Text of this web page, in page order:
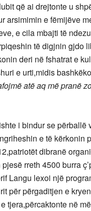
që ai drejtonte u
arsimimin e fëmijëve
e cila mbajti të
të digjnin gjdo
deri në fshatrat e
e urti,midis
atë aq më pranë
i bindur se
e të kërkonin
dibranë
rreth 4500 burra
Langu lexoi një
për përgaditjen e
tjera,përcaktonte në